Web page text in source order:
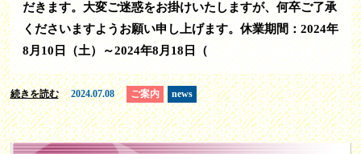
だきます。大変ご迷惑をお掛けいたしますが、何卒ご了承
くださいますようお願い申し上げます。休業期間：2024年
8月10日（土）～2024年8月18日（
続きを読む 2024.07.08 ご案内 news